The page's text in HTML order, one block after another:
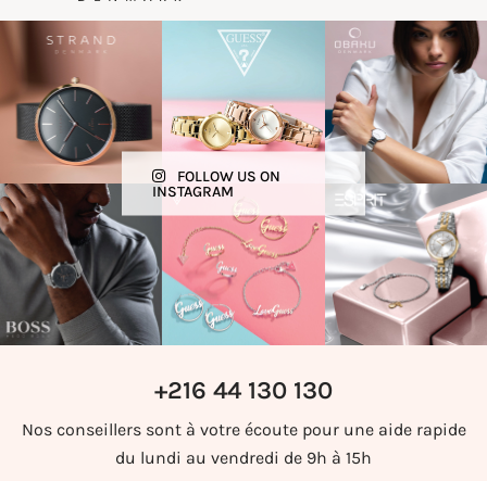
FOLLOW US ON
INSTAGRAM
+216 44 130 130
Nos conseillers sont à votre écoute pour une aide rapide
du lundi au vendredi de 9h à 15h